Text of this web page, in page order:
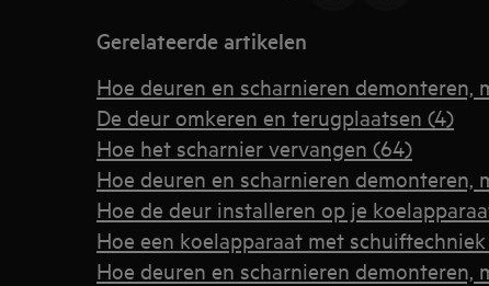
Gerelateerde artikelen
Hoe deuren en scharnieren demonteren,
De deur omkeren en terugplaatsen (4)
Hoe het scharnier vervangen (64)
Hoe deuren en scharnieren demonteren,
Hoe de deur installeren op je
Hoe een koelapparaat met
Hoe deuren en scharnieren demonteren,